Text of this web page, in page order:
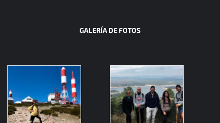
GALERÍA DE FOTOS